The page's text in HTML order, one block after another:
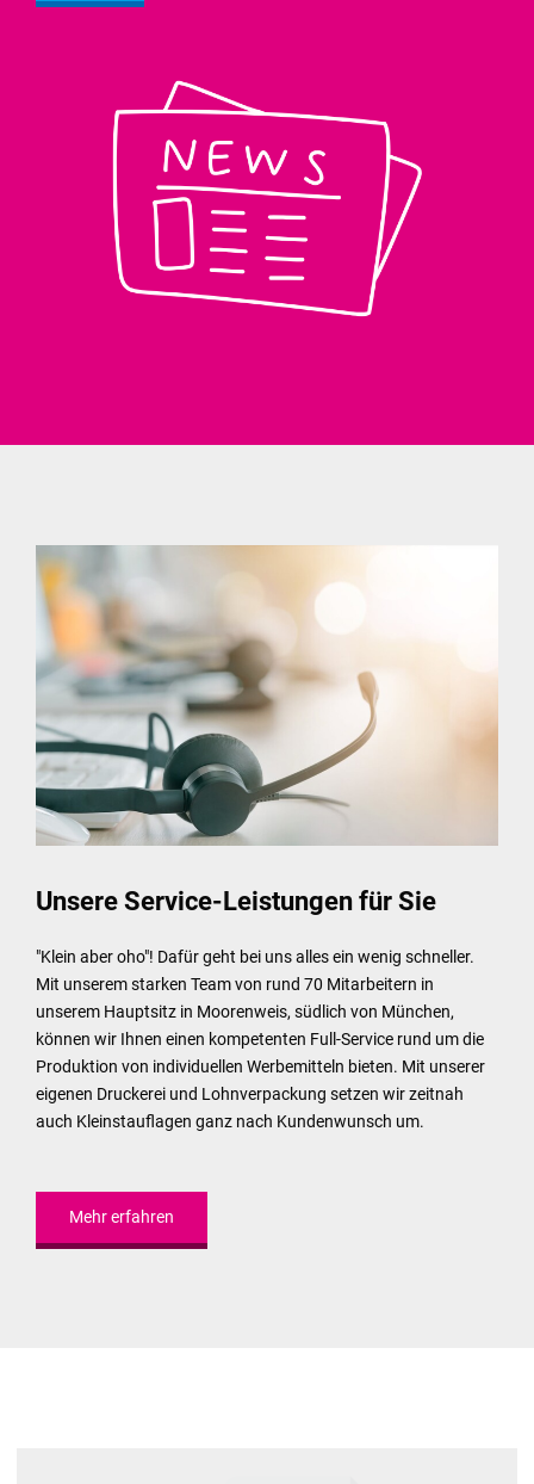
Unsere Service-Leistungen für Sie
"Klein aber oho"! Dafür geht bei uns alles ein wenig schneller.
Mit unserem starken Team von rund 70 Mitarbeitern in
unserem Hauptsitz in Moorenweis, südlich von München,
können wir Ihnen einen kompetenten Full-Service rund um die
Produktion von individuellen Werbemitteln bieten. Mit unserer
eigenen Druckerei und Lohnverpackung setzen wir zeitnah
auch Kleinstauflagen ganz nach Kundenwunsch um.
Mehr erfahren